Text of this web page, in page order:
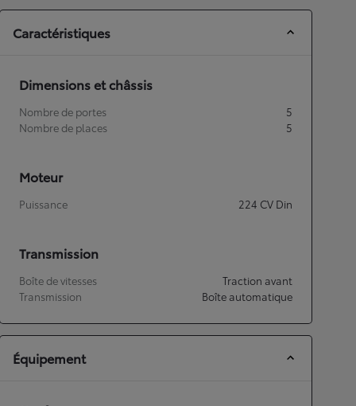
Caractéristiques
Dimensions et châssis
Nombre de portes
5
Nombre de places
5
Moteur
Puissance 224 CV Din
Transmission
Boîte de vitesses
Traction avant
Transmission
Boîte automatique
Équipement